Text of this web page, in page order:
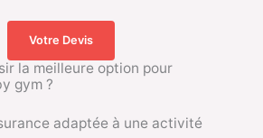
Votre Devis
la meilleure option pour
gym ?
adaptée à une activité